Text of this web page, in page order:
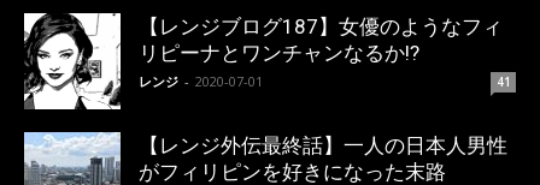
【レンジブログ187】女優のようなフィ
リピーナとワンチャンなるか!?
レンジ - 2020-07-01 41
【レンジ外伝最終話】一人の日本人男性
がフィリピンを好きになった末路